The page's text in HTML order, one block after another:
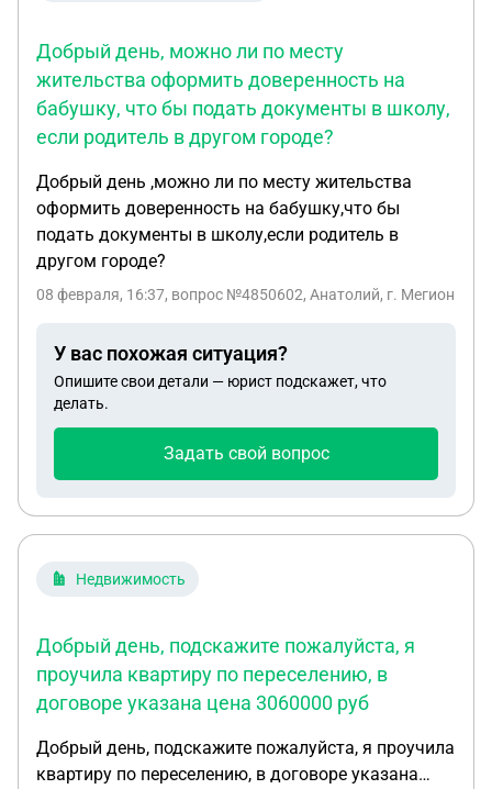
Добрый день, можно ли по месту
жительства оформить доверенность на
бабушку, что бы подать документы в школу,
если родитель в другом городе?
Добрый день ,можно ли по месту жительства
оформить доверенность на бабушку,что бы
подать документы в школу,если родитель в
другом городе?
08 февраля, 16:37, вопрос №4850602, Анатолий, г. Мегион
У вас похожая ситуация?
Опишите свои детали — юрист подскажет, что
делать.
Задать свой вопрос
Недвижимость
Добрый день, подскажите пожалуйста, я
проучила квартиру по переселению, в
договоре указана цена 3060000 руб
Добрый день, подскажите пожалуйста, я проучила
квартиру по переселению, в договоре указана